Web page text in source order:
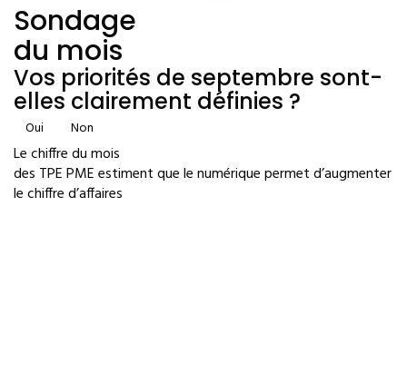
Sondage
du mois
Vos priorités de septembre sont-
elles clairement définies ?
Oui Non
Le chiffre du mois
des TPE PME estiment que le numérique permet d’augmenter
le chiffre d’affaires